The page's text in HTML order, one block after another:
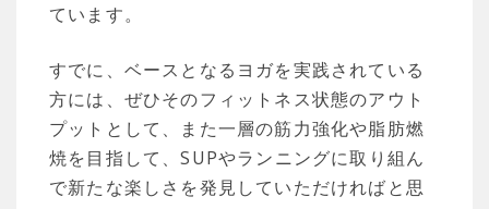
ています。
すでに、ベースとなるヨガを実践されている
方には、ぜひそのフィットネス状態のアウト
プットとして、また一層の筋力強化や脂肪燃
焼を目指して、SUPやランニングに取り組ん
で新たな楽しさを発見していただければと思